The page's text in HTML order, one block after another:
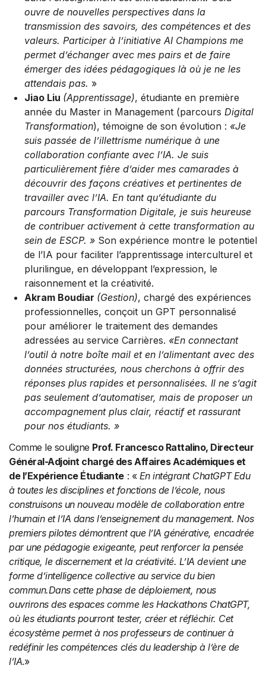
ouvre de nouvelles perspectives dans la
transmission des savoirs, des compétences et des
valeurs. Participer à l’initiative AI Champions me
permet d’échanger avec mes pairs et de faire
émerger des idées pédagogiques là où je ne les
attendais pas. »
Jiao Liu (Apprentissage), étudiante en première
année du Master in Management (parcours Digital
Transformation), témoigne de son évolution : «Je
suis passée de l’illettrisme numérique à une
collaboration confiante avec l’IA. Je suis
particulièrement fière d’aider mes camarades à
découvrir des façons créatives et pertinentes de
travailler avec l’IA. En tant qu’étudiante du
parcours Transformation Digitale, je suis heureuse
de contribuer activement à cette transformation au
sein de ESCP. »Son expérience montre le potentiel
de l’IA pour faciliter l’apprentissage interculturel et
plurilingue, en développant l’expression, le
raisonnement et la créativité.
Akram Boudiar (Gestion), chargé des expériences
professionnelles, conçoit un GPT personnalisé
pour améliorer le traitement des demandes
adressées au service Carrières. «En connectant
l’outil à notre boîte mail et en l’alimentant avec des
données structurées, nous cherchons à offrir des
réponses plus rapides et personnalisées. Il ne s’agit
pas seulement d’automatiser, mais de proposer un
accompagnement plus clair, réactif et rassurant
pour nos étudiants. »
Comme le souligne Prof. Francesco Rattalino, Directeur
Général-Adjoint chargé des Affaires Académiques et
de l’Expérience Étudiante : « En intégrant ChatGPT Edu
à toutes les disciplines et fonctions de l’école, nous
construisons un nouveau modèle de collaboration entre
l’humain et l’IA dans l’enseignement du management. Nos
premiers pilotes démontrent que l’IA générative, encadrée
par une pédagogie exigeante, peut renforcer la pensée
critique, le discernement et la créativité. L’IA devient une
forme d’intelligence collective au service du bien
commun.Dans cette phase de déploiement, nous
ouvrirons des espaces comme les Hackathons ChatGPT,
où les étudiants pourront tester, créer et réfléchir. Cet
écosystème permet à nos professeurs de continuer à
redéfinir les compétences clés du leadership à l’ère de
l’IA.»